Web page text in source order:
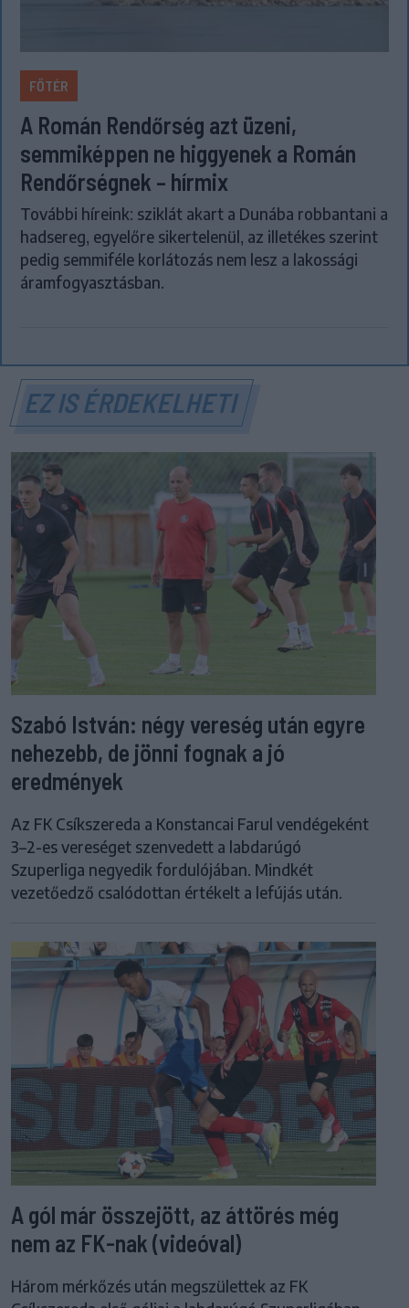
FŐTÉR
A Román Rendőrség azt üzeni,
semmiképpen ne higgyenek a Román
Rendőrségnek – hírmix
További híreink: sziklát akart a Dunába robbantani a
hadsereg, egyelőre sikertelenül, az illetékes szerint
pedig semmiféle korlátozás nem lesz a lakossági
áramfogyasztásban.
EZ IS ÉRDEKELHETI
Szabó István: négy vereség után egyre
nehezebb, de jönni fognak a jó
eredmények
Az FK Csíkszereda a Konstancai Farul vendégeként
3–2-es vereséget szenvedett a labdarúgó
Szuperliga negyedik fordulójában. Mindkét
vezetőedző csalódottan értékelt a lefújás után.
A gól már összejött, az áttörés még
nem az FK-nak (videóval)
Három mérkőzés után megszülettek az FK